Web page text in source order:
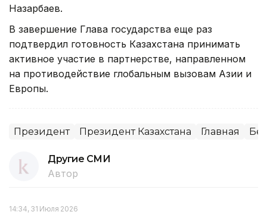
Назарбаев.
В завершение Глава государства еще раз
подтвердил готовность Казахстана принимать
активное участие в партнерстве, направленном
на противодействие глобальным вызовам Азии и
Европы.
Президент Президент Казахстана Главная
Другие СМИ
Автор
14:34, 31 Июля 2026